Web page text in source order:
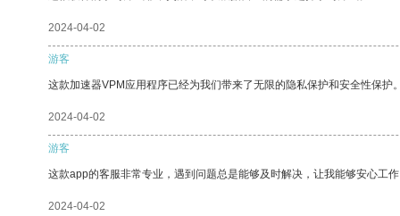
2024-04-02
游客
这款加速器VPM应用程序已经为我们带来了无限的隐私保护和安全性保护
2024-04-02
游客
这款app的客服非常专业，遇到问题总是能够及时解决，让我能够安心工
2024-04-02